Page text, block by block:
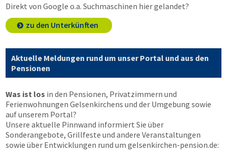
Direkt von Google o.a. Suchmaschinen hier gelandet?
zu den Unterkünften
Aktuelle Meldungen rund um unser Portal und aus den
Pensionen
Was ist los in den Pensionen, Privatzimmern und
Ferienwohnungen Gelsenkirchens und der Umgebung sowie
auf unserem Portal?
Unsere aktuelle Pinnwand informiert Sie über
Sonderangebote, Grillfeste und andere Veranstaltungen
sowie über Entwicklungen rund um gelsenkirchen-pension.de: